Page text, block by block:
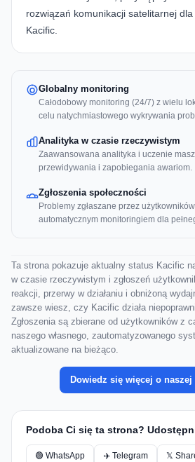
rozwiązań komunikacji satelitarnej
Kacific.
Globalny monitoring
Całodobowy monitoring (24/7) z wielu
celu natychmiastowego wykrywania
Analityka w czasie rzeczywistym
Zaawansowana analityka i uczenie
przewidywania i zapobiegania awariom.
Zgłoszenia społeczności
Problemy zgłaszane przez
automatycznym monitoringiem dla
Ta strona pokazuje aktualny status Kacific
w czasie rzeczywistym i zgłoszeń
reakcji, przerwy w działaniu i obniżoną
zawsze wiesz, czy Kacific działa
Zgłoszenia są zbierane od użytkowników z
naszego własnego, zautomatyzowanego
aktualizowane na bieżąco.
Dowiedz się więcej o
Podoba Ci się ta strona?
🟢 WhatsApp ✈️ Telegram 𝕏